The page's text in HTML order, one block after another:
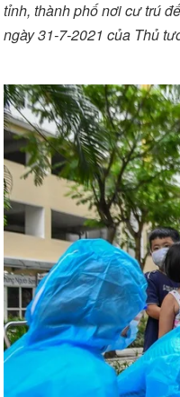
tỉnh, thành phố nơi cư trú
ngày 31-7-2021 của Thủ